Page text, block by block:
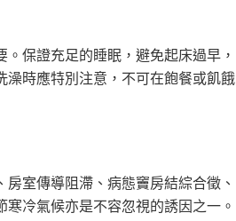
保證充足的睡眠，避免起床過早，
澡時應特別注意，不可在飽餐或飢餓
室傳導阻滯、病態竇房結綜合徵、
冷氣候亦是不容忽視的誘因之一。